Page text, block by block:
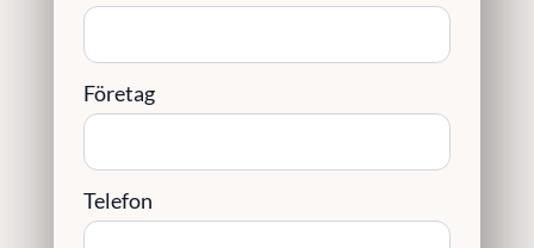
Företag
Telefon